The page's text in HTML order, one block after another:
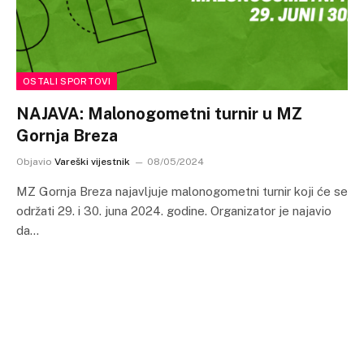
OSTALI SPORTOVI
NAJAVA: Malonogometni turnir u MZ
Gornja Breza
Objavio Vareški vijestnik 08/05/2024
MZ Gornja Breza najavljuje malonogometni turnir koji će se
održati 29. i 30. juna 2024. godine. Organizator je najavio
da…